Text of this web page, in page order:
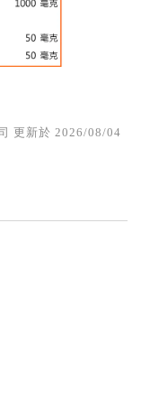
更新於 2026/08/04